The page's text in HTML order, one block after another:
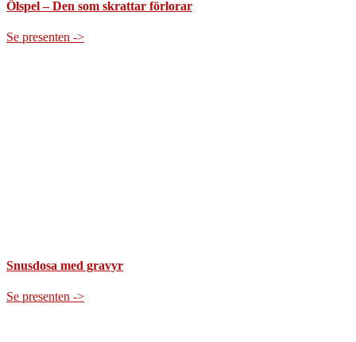
Ölspel – Den som skrattar förlorar
Se presenten ->
Snusdosa med gravyr
Se presenten ->